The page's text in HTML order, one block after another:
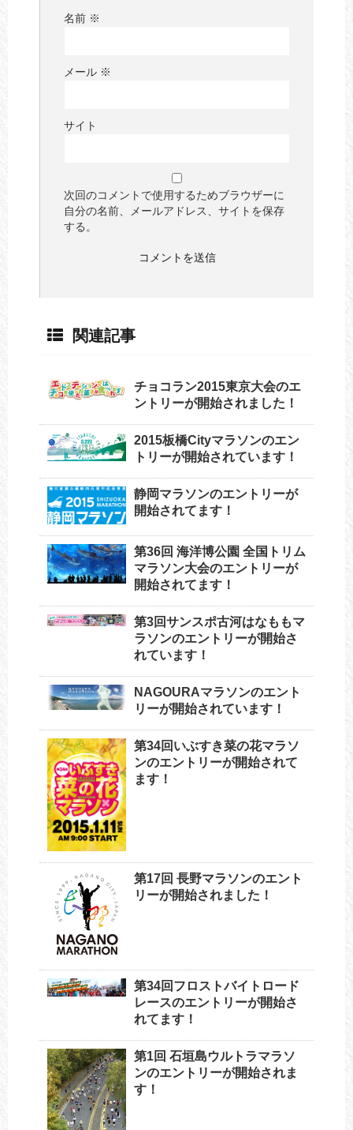
名前 ※
メール ※
サイト
次回のコメントで使用するためブラウザーに
自分の名前、メールアドレス、サイトを保存
する。
関連記事
チョコラン2015東京大会のエ
ントリーが開始されました！
2015板橋Cityマラソンのエン
トリーが開始されています！
静岡マラソンのエントリーが
開始されてます！
第36回 海洋博公園 全国トリム
マラソン大会のエントリーが
開始されてます！
第3回サンスポ古河はなももマ
ラソンのエントリーが開始さ
れています！
NAGOURAマラソンのエント
リーが開始されています！
第34回いぶすき菜の花マラソ
ンのエントリーが開始されて
ます！
第17回 長野マラソンのエント
リーが開始されました！
第34回フロストバイトロード
レースのエントリーが開始さ
れてます！
第1回 石垣島ウルトラマラソ
ンのエントリーが開始されま
す！